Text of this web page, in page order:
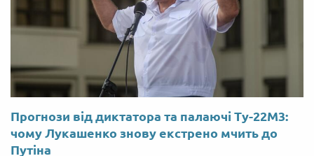
Прогнози від диктатора та палаючі Ту-22М3:
чому Лукашенко знову екстрено мчить до
Путіна